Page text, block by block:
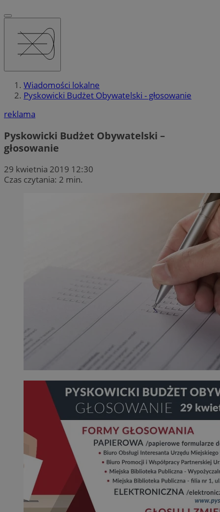
Wiadomości lokalne
Pyskowicki Budżet Obywatelski - głosowanie
reklama
Pyskowicki Budżet Obywatelski –
głosowanie
29 kwietnia 2019 12:30
Czas czytania: 2 min.